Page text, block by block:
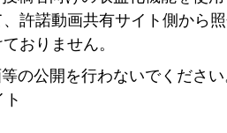
許諾動画共有サイト側から
おりません。
の公開を行わないでください